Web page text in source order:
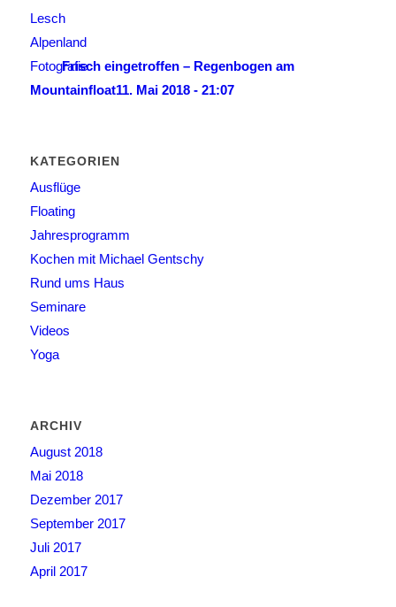
Frisch eingetroffen – Regenbogen am
Mountainfloat11. Mai 2018 - 21:07
KATEGORIEN
Ausflüge
Floating
Jahresprogramm
Kochen mit Michael Gentschy
Rund ums Haus
Seminare
Videos
Yoga
ARCHIV
August 2018
Mai 2018
Dezember 2017
September 2017
Juli 2017
April 2017